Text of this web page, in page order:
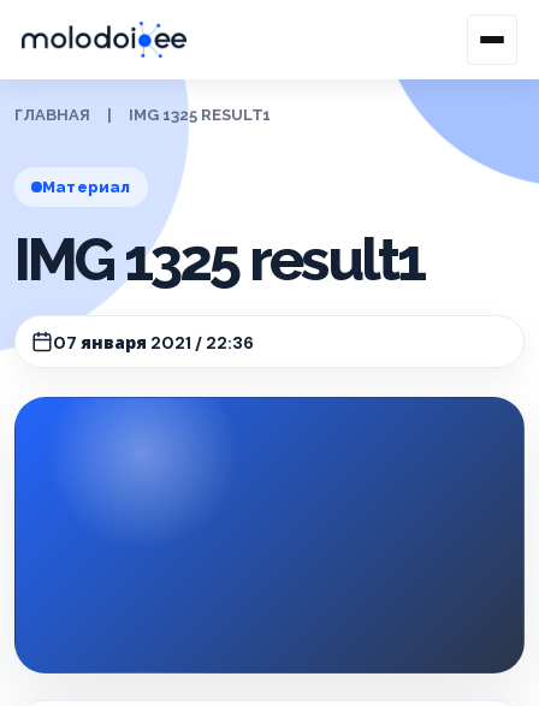
ГЛАВНАЯ IMG 1325 RESULT1
Материал
IMG 1325 result1
07 января 2021 / 22:36